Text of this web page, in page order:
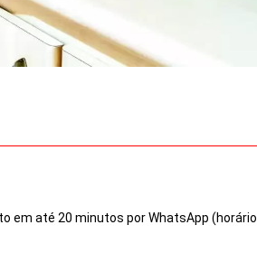
em até 20 minutos por WhatsApp (horário